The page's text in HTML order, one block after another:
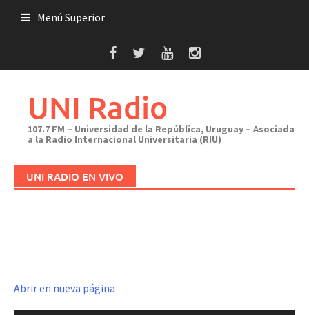
Menú Superior
UNI Radio
107.7 FM – Universidad de la República, Uruguay – Asociada
a la Radio Internacional Universitaria (RIU)
UNI RADIO EN VIVO
Abrir en nueva página